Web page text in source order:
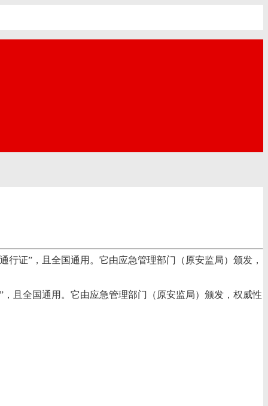
证”，且全国通用。它由应急管理部门（原安监局）颁发，
且全国通用。它由应急管理部门（原安监局）颁发，权威性